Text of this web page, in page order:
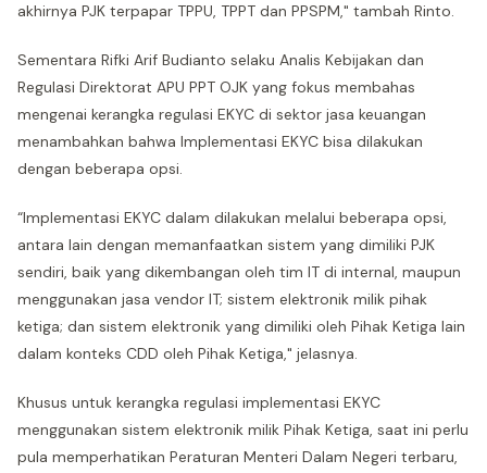
akhirnya PJK terpapar TPPU, TPPT dan PPSPM," tambah Rinto.
Sementara Rifki Arif Budianto selaku Analis Kebijakan dan
Regulasi Direktorat APU PPT OJK yang fokus membahas
mengenai kerangka regulasi EKYC di sektor jasa keuangan
menambahkan bahwa Implementasi EKYC bisa dilakukan
dengan beberapa opsi.
“Implementasi EKYC dalam dilakukan melalui beberapa opsi,
antara lain dengan memanfaatkan sistem yang dimiliki PJK
sendiri, baik yang dikembangan oleh tim IT di internal, maupun
menggunakan jasa vendor IT; sistem elektronik milik pihak
ketiga; dan sistem elektronik yang dimiliki oleh Pihak Ketiga lain
dalam konteks CDD oleh Pihak Ketiga," jelasnya.
Khusus untuk kerangka regulasi implementasi EKYC
menggunakan sistem elektronik milik Pihak Ketiga, saat ini perlu
pula memperhatikan Peraturan Menteri Dalam Negeri terbaru,